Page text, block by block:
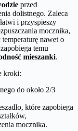
przed
dolistnego. Zaleca
i przyspieszy
mocznika,
nawet o
temu
mieszanki.
kroki:
do około 2/3
które zapobiega
mocznika.